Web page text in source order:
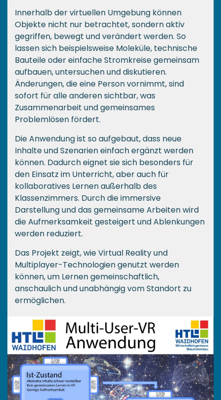
Innerhalb der virtuellen Umgebung können
Objekte nicht nur betrachtet, sondern aktiv
gegriffen, bewegt und verändert werden. So
lassen sich beispielsweise Moleküle, technische
Bauteile oder einfache Stromkreise gemeinsam
aufbauen, untersuchen und diskutieren.
Änderungen, die eine Person vornimmt, sind
sofort für alle anderen sichtbar, was
Zusammenarbeit und gemeinsames
Problemlösen fördert.
Die Anwendung ist so aufgebaut, dass neue
Inhalte und Szenarien einfach ergänzt werden
können. Dadurch eignet sie sich besonders für
den Einsatz im Unterricht, aber auch für
kollaboratives Lernen außerhalb des
Klassenzimmers. Durch die immersive
Darstellung und das gemeinsame Arbeiten wird
die Aufmerksamkeit gesteigert und Ablenkungen
werden reduziert.
Das Projekt zeigt, wie Virtual Reality und
Multiplayer-Technologien genutzt werden
können, um Lernen gemeinschaftlich,
anschaulich und unabhängig vom Standort zu
ermöglichen.